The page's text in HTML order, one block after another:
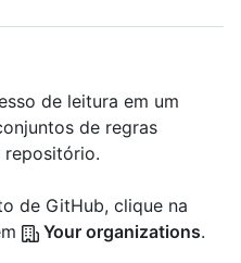
de leitura em um
de regras
repositório.
de GitHub, clique na
Your organizations.